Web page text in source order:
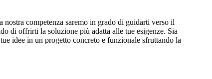
nostra competenza saremo in grado di guidarti verso il
di offrirti la soluzione più adatta alle tue esigenze. Sia
idee in un progetto concreto e funzionale sfruttando la